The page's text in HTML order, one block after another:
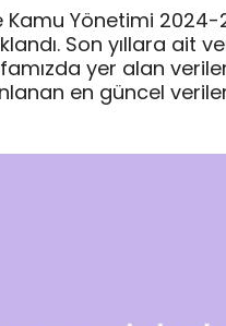
Kamu Yönetimi
Son yıllara
yer alan
en güncel